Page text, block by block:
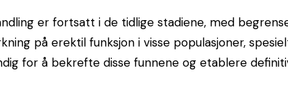
er fortsatt i de tidlige stadiene, med
på erektil funksjon i visse populasjoner,
for å bekrefte disse funnene og etablere